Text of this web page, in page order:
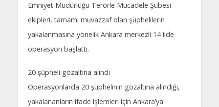
Emniyet Müdürlüğü Terörle Mücadele Şubesi
ekipleri, tamamı muvazzaf olan şüphelilerin
yakalanmasına yönelik Ankara merkezli 14 ilde
operasyon başlattı.
20 şüpheli gözaltına alındı
Operasyonlarda 20 şüphelinin gözaltına alındığı,
yakalananların ifade işlemleri için Ankara’ya